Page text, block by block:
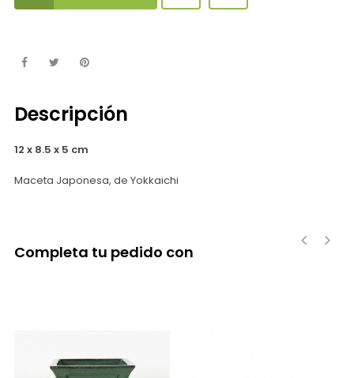
Descripción
12 x 8.5 x 5 cm
Maceta Japonesa, de Yokkaichi
Completa tu pedido con